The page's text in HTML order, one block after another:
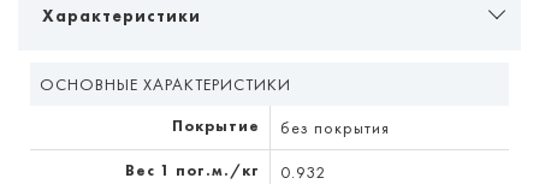
Характеристики
ОСНОВНЫЕ ХАРАКТЕРИСТИКИ
Покрытие без покрытия
Вес 1 пог.м./кг 0.932